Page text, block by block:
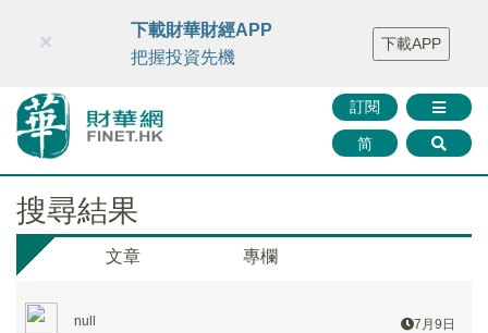
財華智庫網 FINTV FINMETA 財華證券 媒體矩陣
智庫沙龍
聯絡我們
訂閱
简
×
下載財華財經APP
把握投資先機
下載APP
搜尋結果
文章 專欄
null 7月9日